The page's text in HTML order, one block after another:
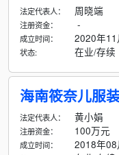
法定代表人： 周晓端
注册资金： -
成立时间： 2020年11
状态: 在业/存续
海南筱奈儿服
法定代表人： 黄小娟
注册资金： 100万元
成立时间： 2018年08